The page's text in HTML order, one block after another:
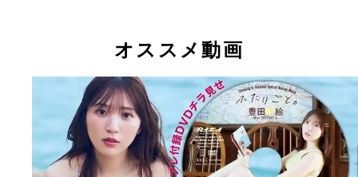
オススメ動画